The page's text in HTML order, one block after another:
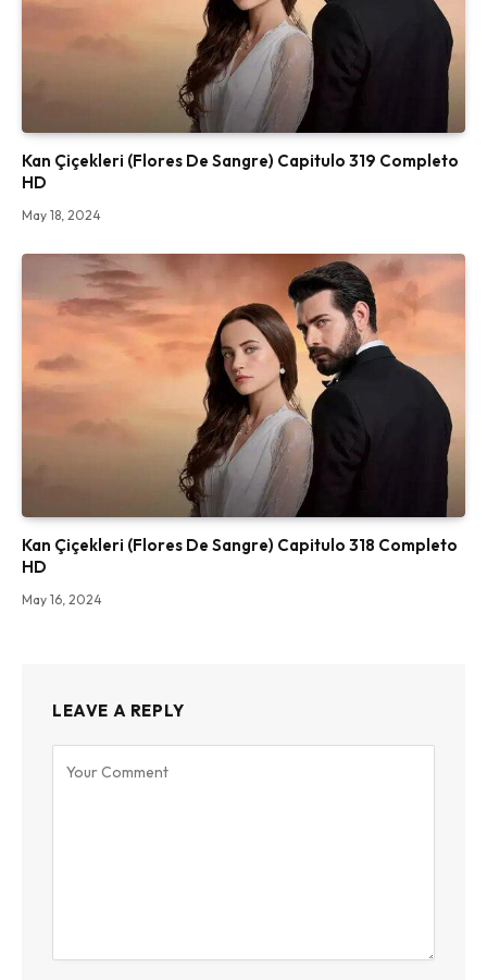
Kan Çiçekleri (Flores De Sangre) Capitulo 319 Completo
HD
May 18, 2024
Kan Çiçekleri (Flores De Sangre) Capitulo 318 Completo
HD
May 16, 2024
LEAVE A REPLY